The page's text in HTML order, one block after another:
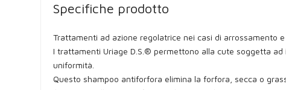
Specifiche prodotto
Trattamenti ad azione regolatrice nei casi di arrossamento
I trattamenti Uriage D.S.® permettono alla cute soggetta
uniformità.
Questo shampoo antiforfora elimina la forfora, secca o